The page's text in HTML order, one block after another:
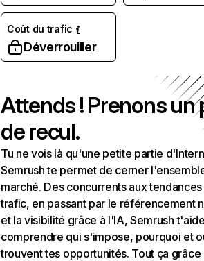
Coût du trafic
Déverrouiller
Attends ! Prenons un
de recul.
Tu ne vois là qu'une petite partie
Semrush te permet de cerner
marché. Des concurrents aux
trafic, en passant par le référencement
et la visibilité grâce à l'IA, Semrush
comprendre qui s'impose, pourquoi et
trouvent tes opportunités. Tout ça grâce